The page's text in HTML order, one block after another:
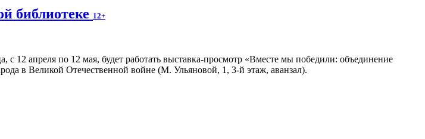
библиотеке 12+
с 12 апреля по 12 мая, будет работать выставка-просмотр «Вместе мы победили: объединение
в Великой Отечественной войне (М. Ульяновой, 1, 3-й этаж, аванзал).